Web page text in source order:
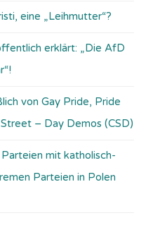
eine „Leihmutter“?
erklärt: „Die AfD
von Gay Pride, Pride
– Day Demos (CSD)
mit katholisch-
Parteien in Polen